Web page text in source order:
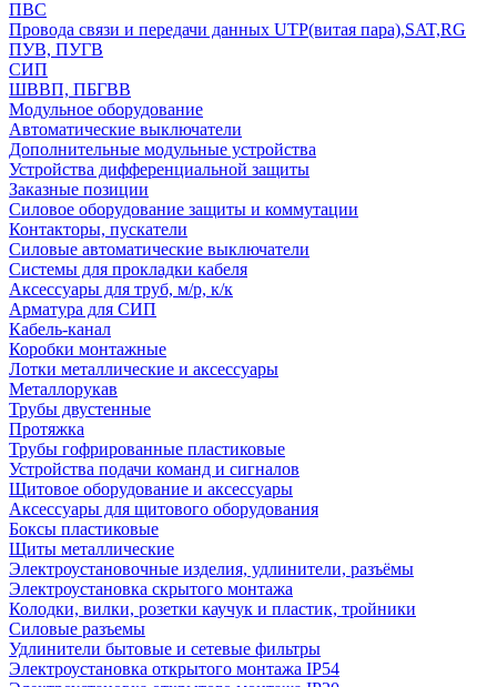
ПВС
Провода связи и передачи данных UTP(витая пара),SAT,RG
ПУВ, ПУГВ
СИП
ШВВП, ПБГВВ
Модульное оборудование
Автоматические выключатели
Дополнительные модульные устройства
Устройства дифференциальной защиты
Заказные позиции
Силовое оборудование защиты и коммутации
Контакторы, пускатели
Силовые автоматические выключатели
Системы для прокладки кабеля
Аксессуары для труб, м/р, к/к
Арматура для СИП
Кабель-канал
Коробки монтажные
Лотки металлические и аксессуары
Металлорукав
Трубы двустенные
Протяжка
Трубы гофрированные пластиковые
Устройства подачи команд и сигналов
Щитовое оборудование и аксессуары
Аксессуары для щитового оборудования
Боксы пластиковые
Щиты металлические
Электроустановочные изделия, удлинители, разъёмы
Электроустановка скрытого монтажа
Колодки, вилки, розетки каучук и пластик, тройники
Силовые разъемы
Удлинители бытовые и сетевые фильтры
Электроустановка открытого монтажа IP54